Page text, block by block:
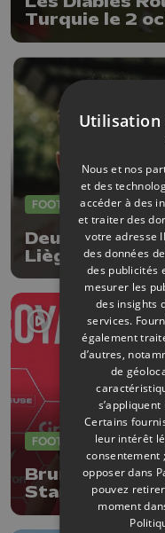
Turquie le 2
FOOTBALL
Deux
Liège
FOOTBALL
Bruny Nsimba
Standard
Utilisation
Nous et nos
et des
accéder à des
et traiter des
votre adresse
des données
des publicités
mesurer les
des insights
services.
également
d’autres,
de
Certains
leur intérêt
consentement
opposer dans
pouvez
moment